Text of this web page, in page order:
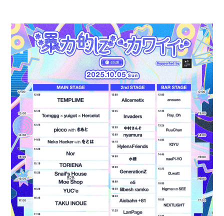
会員登録 ログイン